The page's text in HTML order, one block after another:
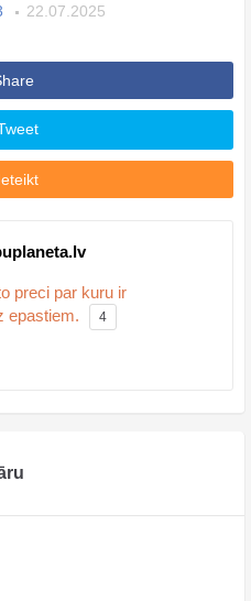
22.07.2025
preci par kuru ir
epastiem.
4